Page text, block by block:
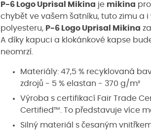
P-6 Logo Uprisal Mikina je mikina pro
chybět ve vašem šatníku, tuto zimu a
polyesteru, P-6 Logo Uprisal Mikina
A díky kapuci a klokánkové kapse
neomrzí.
Materiály: 47,5 % recyklovaná
zdrojů - 5 % elastan - 370 g/m²
Výroba s certifikací Fair Trade
Certified™. To představuje více
Silný materiál s česaným